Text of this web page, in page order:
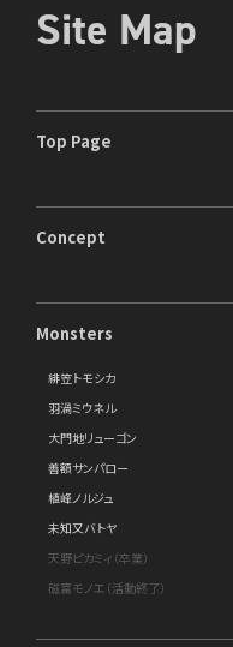
Site Map
Top Page
Concept
Monsters
緋笠トモシカ
羽渦ミウネル
大門地リューゴン
善額サンパロー
植峰ノルジュ
未知又バトヤ
天野ピカミィ（卒業）
磁富モノエ（活動終了）